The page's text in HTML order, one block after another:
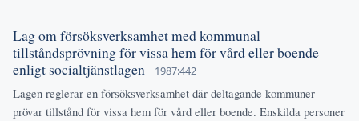
Lag om försöksverksamhet med kommunal
tillståndsprövning för vissa hem för vård eller boende
enligt socialtjänstlagen
1987:442
Lagen reglerar en försöksverksamhet där deltagande kommuner
prövar tillstånd för vissa hem för vård eller boende. Enskilda personer